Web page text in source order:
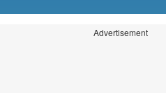
Advertisement